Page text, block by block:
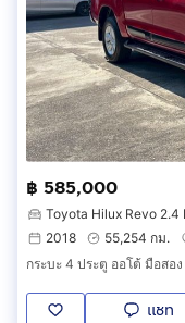
฿ 585,000
Toyota Hilux Revo 2.4
2018
55,254 กม.
กระบะ 4 ประตู ออโต้ มือสอ
แชท